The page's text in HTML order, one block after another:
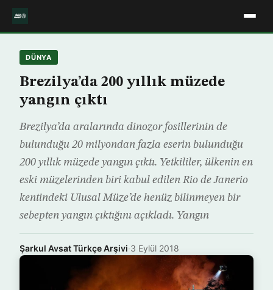
DÜNYA
Brezilya’da 200 yıllık müzede
yangın çıktı
Brezilya’da aralarında dinozor fosillerinin de
bulunduğu 20 milyondan fazla eserin bulunduğu
200 yıllık müzede yangın çıktı. Yetkililer, ülkenin en
eski müzelerinden biri kabul edilen Rio de Janerio
kentindeki Ulusal Müze’de henüz bilinmeyen bir
sebepten yangın çıktığını açıkladı. Yangın
Şarkul Avsat Türkçe Arşivi·3 Eylül 2018